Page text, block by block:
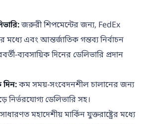
জরুরী শিপমেন্টের জন্য, FedEx
মধ্যে এবং আন্তর্জাতিক গন্তব্য নির্বাচন
ব্যবসায়িক দিনের ডেলিভারি প্রদান
দিন:কম সময়-সংবেদনশীল চালানের জন্য
নির্ভরযোগ্য ডেলিভারি সহ।
সাধারণত মহাদেশীয় মার্কিন যুক্তরাষ্ট্রের মধ্যে